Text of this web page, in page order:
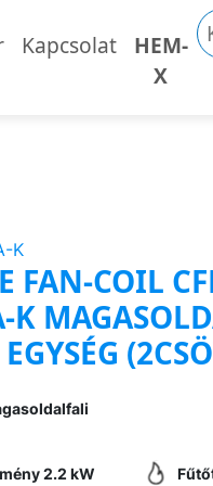
Kapcsolat
HEM-
X
K
FAN-COIL
2.2 kW